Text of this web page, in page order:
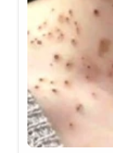
наша